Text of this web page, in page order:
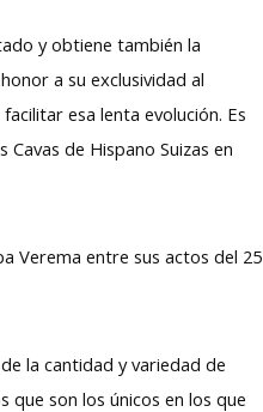
y obtiene también la
a su exclusividad al
esa lenta evolución. Es
de Hispano Suizas en
Verema entre sus actos del 25
la cantidad y variedad de
son los únicos en los que